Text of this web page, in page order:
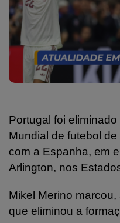
Portugal foi
Mundial de futebol
com a Espanha, em
Arlington, nos
Mikel Merino
que eliminou a